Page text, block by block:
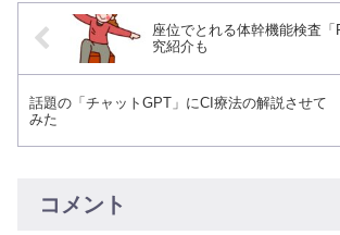
座位でとれる体幹機能検査
究紹介も
話題の「チャットGPT」にCI療法の解説させて
みた
コメント